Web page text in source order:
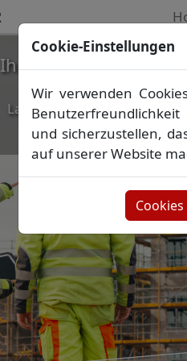
Ihr
Wir
Lageplan▪Absteckung▪
Grenzfeststellung
▪
Cookie-Einstellungen
Wir verwenden
und sicherzustellen,
auf unserer Website